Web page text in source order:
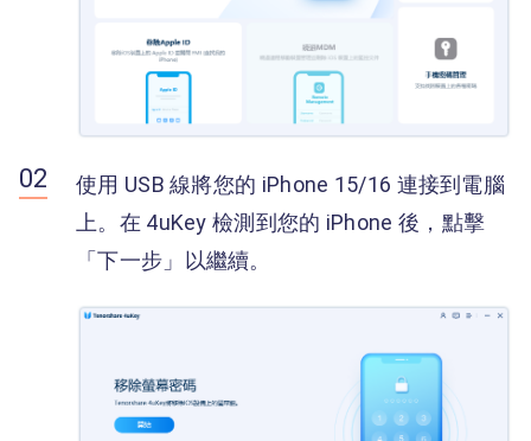
使用 USB 線將您的 iPhone 15/16 連接到電腦
上。在 4uKey 檢測到您的 iPhone 後，點擊
「下一步」以繼續。